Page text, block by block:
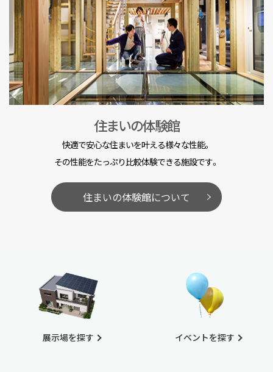
住まいの体験館
快適で安心な住まいを叶える様々な性能。
その性能をたっぷり比較体験できる施設です。
住まいの体験館について
展示場を探す イベントを探す